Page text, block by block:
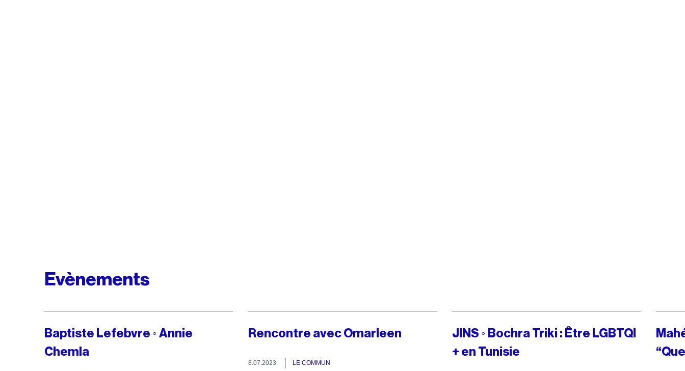
Evènements
Baptiste Lefebvre ◦ Annie
Chemla
Rencontre avec Omarleen
8.07.2023 LE COMMUN
JINS ◦ Bochra Triki : Être LGBTQI
+ en Tunisie